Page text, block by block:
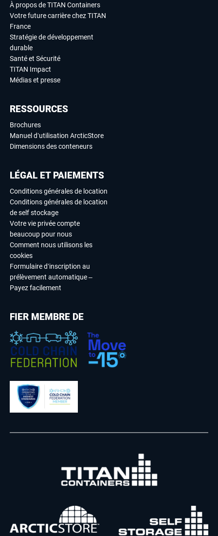
À propos de TITAN Containers
Votre future carrière chez TITAN
France
Stratégie de développement
durable
Santé et Sécurité
TITAN Impact
Médias et presse
RESSOURCES
Brochures
Manuel d’utilisation ArcticStore
Dimensions des conteneurs
LÉGAL ET PAIEMENTS
Conditions générales de location
Conditions générales de location
de self stockage
Votre vie privée compte
beaucoup pour nous
Comment nous utilisons les
cookies
Formulaire d’inscription au
prélèvement automatique –
Payez facilement
FIER MEMBRE DE